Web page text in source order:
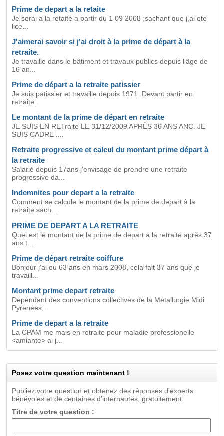
Prime de depart a la retaite
Je serai a la retaite a partir du 1 09 2008 ;sachant que j,ai ete
lice...
J'aimerai savoir si j'ai droit à la prime de départ à la
retraite.
Je travaille dans le bâtiment et travaux publics depuis l'âge de
16 an...
Prime de départ a la retraite patissier
Je suis patissier et travaille depuis 1971. Devant partir en
retraite...
Le montant de la prime de départ en retraite
JE SUIS EN RETraite LE 31/12/2009 APRÈS 36 ANS ANC. JE
SUIS CADRE ....
Retraite progressive et calcul du montant prime départ à
la retraite
Salarié depuis 17ans j'envisage de prendre une retraite
progressive da...
Indemnites pour depart a la retraite
Comment se calcule le montant de la prime de depart à la
retraite sach...
PRIME DE DEPART A LA RETRAITE
Quel est le montant de la prime de depart a la retraite après 37
ans t...
Prime de départ retraite coiffure
Bonjour j'ai eu 63 ans en mars 2008, cela fait 37 ans que je
travaill...
Montant prime depart retraite
Dependant des conventions collectives de la Metallurgie Midi
Pyrenees...
Prime de depart a la retraite
La CPAM me mais en retraite pour maladie professionelle
<amiante> ai j...
Posez votre question maintenant !
Publiez votre question et obtenez des réponses d'experts
bénévoles et de centaines d'internautes, gratuitement.
Titre de votre question :